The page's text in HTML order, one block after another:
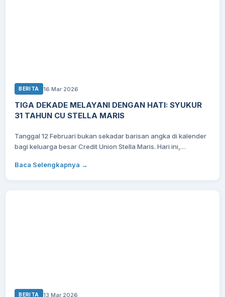
BERITA 16 Mar 2026
TIGA DEKADE MELAYANI DENGAN HATI: SYUKUR
31 TAHUN CU STELLA MARIS
Tanggal 12 Februari bukan sekadar barisan angka di kalender
bagi keluarga besar Credit Union Stella Maris. Hari ini,…
Baca Selengkapnya →
BERITA 13 Mar 2026